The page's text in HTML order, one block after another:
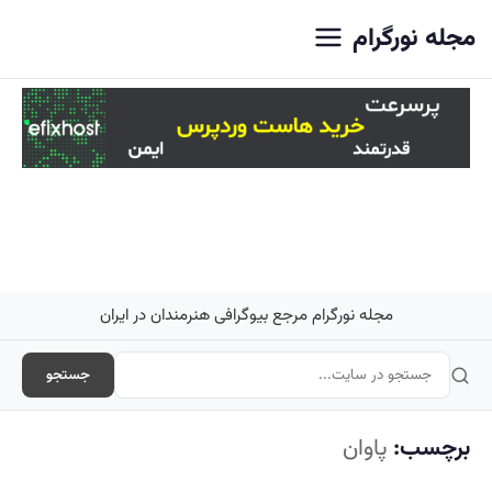
مجله نورگرام
مجله نورگرام مرجع بیوگرافی هنرمندان در ایران
جستجو
برچسب: پاوان